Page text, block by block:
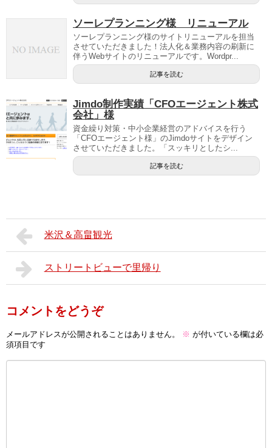
ソーレプランニング様 リニューアル
ソーレプランニング様のサイトリニューアルを担当
させていただきました！法人化＆業務内容の刷新に
伴うWebサイトのリニューアルです。Wordpr...
記事を読む
Jimdo制作実績「CFOエージェント株式
会社」様
資金繰り対策・中小企業経営のアドバイスを行う
「CFOエージェント様」のJimdoサイトをデザイン
させていただきました。「スッキリとしたシ...
記事を読む
米沢＆高畠観光
ストリートビューで里帰り
コメントをどうぞ
メールアドレスが公開されることはありません。 ※ が付いている欄は必
須項目です